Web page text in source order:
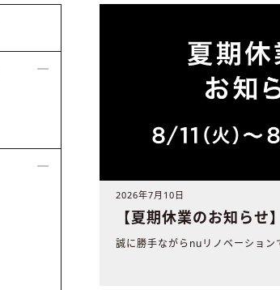
2026年7月10日
【夏期休業のお知らせ】
誠に勝手ながらnuリノベーショ